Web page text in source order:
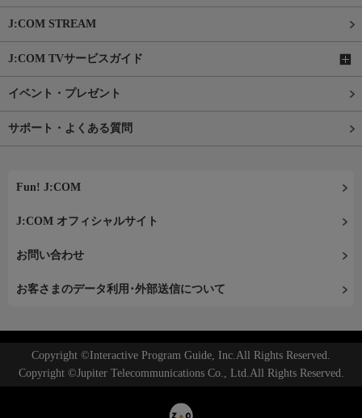
J:COM STREAM
J:COM TVサービスガイド
イベント・プレゼント
サポート・よくある質問
Fun! J:COM
J:COM オフィシャルサイト
お問い合わせ
お客さまのデータ利用･外部送信について
Copyright ©Interactive Program Guide, Inc.All Rights Reserved.
Copyright ©Jupiter Telecommunications Co., Ltd.All Rights Reserved.